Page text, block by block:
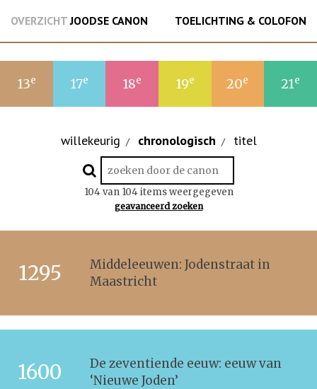
OVERZICHTJOODSE CANON TOELICHTING & COLOFON
13e 17e 18e 19e 20e 21e
willekeurig / chronologisch / titel
104 van 104 items weergegeven
geavanceerd zoeken
1295
Middeleeuwen: Jodenstraat in
Maastricht
1600
De zeventiende eeuw: eeuw van
‘Nieuwe Joden’